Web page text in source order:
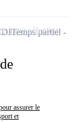
assurer le
et
Temps partiel
à ma sélection